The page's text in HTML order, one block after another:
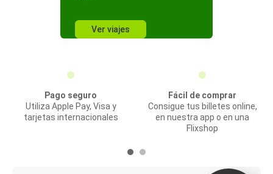
Ver viajes
Pago seguro
Utiliza Apple Pay, Visa y
tarjetas internacionales
Fácil de comprar
Consigue tus billetes online,
en nuestra app o en una
Flixshop